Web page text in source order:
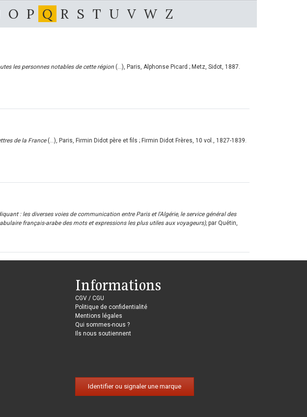
O P Q R S T U V W Z
les personnes notables de cette région (...), Paris, Alphonse Picard ; Metz, Sidot, 1887.
de la France(...), Paris, Firmin Didot père et fils ; Firmin Didot Frères, 10 vol., 1827-1839.
: les diverses voies de communication entre Paris et l'Algérie, le service général des
français-arabe des mots et expressions les plus utiles aux voyageurs), par Quétin,
Informations
CGV / CGU
Politique de confidentialité
Mentions légales
Qui sommes-nous ?
Ils nous soutiennent
Identifier ou signaler une marque